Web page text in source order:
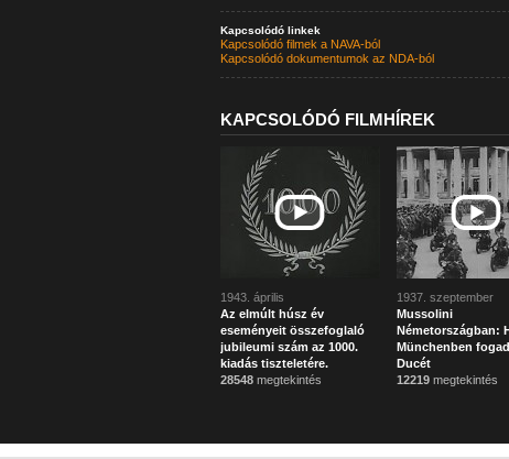
Kapcsolódó linkek
Kapcsolódó filmek a NAVA-ból
Kapcsolódó dokumentumok az NDA-ból
KAPCSOLÓDÓ FILMHÍREK
1943. április
Az elmúlt húsz év
eseményeit összefoglaló
jubileumi szám az 1000.
kiadás tiszteletére.
28548megtekintés
1937. szeptember
Mussolini
Németországban:
Münchenben
Ducét
12219megtekintés